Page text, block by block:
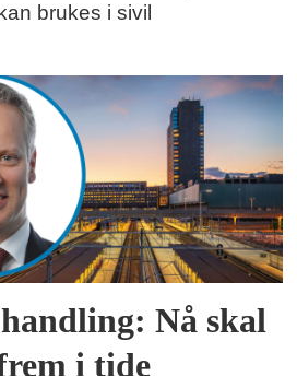
brukes i sivil
Nå skal
i tide